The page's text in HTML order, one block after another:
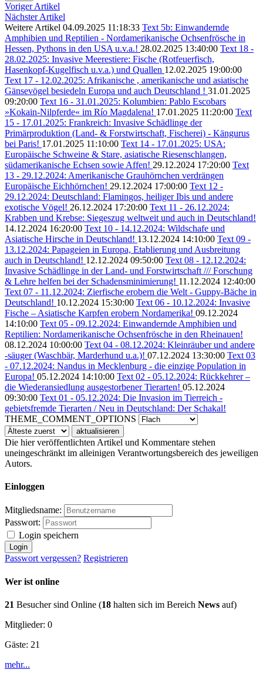
Voriger Artikel
Nächster Artikel
Weitere Artikel 04.09.2025 11:18:33 Text 5b: Einwandernde
Amphibien und Reptilien - Nordamerikanische Ochsenfrösche in
Hessen, Pythons in den USA u.v.a.! 28.02.2025 13:40:00 Text 18 -
28.02.2025: Invasive Meerestiere: Fische (Rotfeuerfisch,
Hasenkopf-Kugelfisch u.v.a.) und Quallen 12.02.2025 19:00:00
Text 17 - 12.02.2025: Afrikanische , amerikanische und asiatische
Gänsevögel besiedeln Europa und auch Deutschland ! 31.01.2025
09:20:00 Text 16 - 31.01.2025: Kolumbien: Pablo Escobars
»Kokain-Nilpferde« im Río Magdalena! 17.01.2025 11:20:00 Text
15 - 17.01.2025: Frankreich: Invasive Schädlinge der
Primärproduktion (Land- & Forstwirtschaft, Fischerei) - Kängurus
bei Paris! 17.01.2025 11:10:00 Text 14 - 17.01.2025: USA:
Europäische Schweine & Stare, asiatische Riesenschlangen,
südamerikanische Echsen sowie Affen! 29.12.2024 17:20:00 Text
13 - 29.12.2024: Amerikanische Grauhörnchen verdrängen
Europäische Eichhörnchen! 29.12.2024 17:00:00 Text 12 -
29.12.2024: Deutschland: Flamingos, heiliger Ibis und andere
exotische Vögel! 26.12.2024 17:20:00 Text 11 - 26.12.2024:
Krabben und Krebse: Siegeszug weltweit und auch in Deutschland!
14.12.2024 16:20:00 Text 10 - 14.12.2024: Wildschafe und
Asiatische Hirsche in Deutschland! 13.12.2024 14:10:00 Text 09 -
13.12.2024: Papageien in Europa, Etablierung und Ausbreitung
auch in Deutschland! 12.12.2024 09:50:00 Text 08 - 12.12.2024:
Invasive Schädlinge in der Land- und Forstwirtschaft /// Forschung
& Lehre helfen bei der Schadensminimierung! 11.12.2024 12:40:00
Text 07 - 11.12.2024: Zierfische erobern die Welt - Guppy-Bäche in
Deutschland! 10.12.2024 15:30:00 Text 06 - 10.12.2024: Invasive
Fische – Asiatische Karpfen erobern Nordamerika! 09.12.2024
14:10:00 Text 05 - 09.12.2024: Einwandernde Amphibien und
Reptilien: Nordamerikanische Ochsenfrösche in den Rheinauen!
08.12.2024 10:00:00 Text 04 - 08.12.2024: Kleinräuber und andere
-säuger (Waschbär, Marderhund u.a.)! 07.12.2024 13:30:00 Text 03
- 07.12.2024: Nandus in Mecklenburg - die einzige Population in
Europa! 05.12.2024 14:10:00 Text 02 - 05.12.2024: Rückkehrer –
die Wiederansiedlung ausgestorbener Tierarten! 05.12.2024
09:30:00 Text 01 - 05.12.2024: Die Invasion im Tierreich -
gebietsfremde Tierarten / Neu in Deutschland: Der Schakal!
THEME_COMMENT_OPTIONS
Die hier veröffentlichten Artikel und Kommentare stehen
uneingeschränkt im alleinigen Verantwortungsbereich des jeweiligen
Autors.
Einloggen
Mitgliedsname:
Passwort:
Login speichern
Passwort vergessen? Registrieren
Wer ist online
21 Besucher sind Online (18 halten sich im Bereich News auf)
Mitglieder: 0
Gäste: 21
mehr...